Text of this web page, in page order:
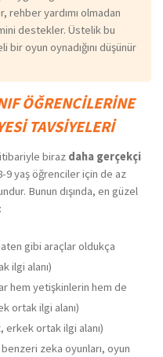
yardımı olmadan
destekler. Üstelik bu
oyun oynadığını düşünür
ÖĞRENCİLERİNE
TAVSİYELERİ
biraz daha gerçekçi
9 yaş öğrenciler için de az
Bunun dışında, en güzel
gibi araçlar oldukça
ilgi alanı)
hem yetişkinlerin hem de
ortak ilgi alanı)
erkek ortak ilgi alanı)
zeka oyunları, oyun